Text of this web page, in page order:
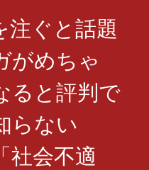
注ぐと話題
がめちゃ
ると評判で
らない
社会不適